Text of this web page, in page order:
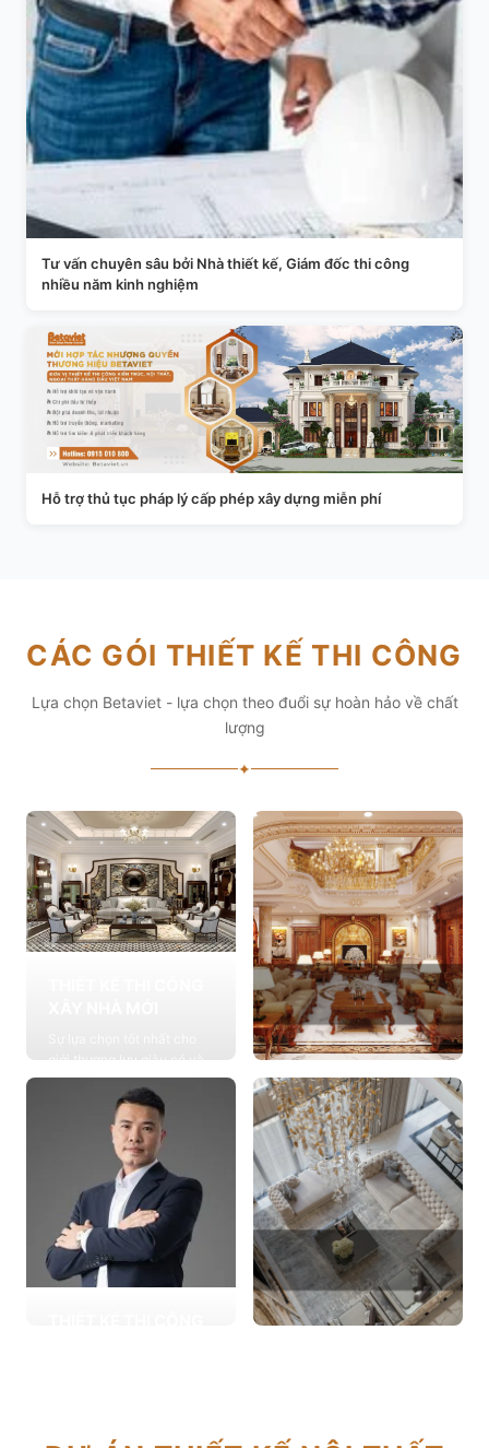
Tư vấn chuyên sâu bởi Nhà thiết kế, Giám đốc thi công
nhiều năm kinh nghiệm
Hỗ trợ thủ tục pháp lý cấp phép xây dựng miễn phí
CÁC GÓI THIẾT KẾ THI CÔNG
Lựa chọn Betaviet - lựa chọn theo đuổi sự hoàn hảo về chất
lượng
✦
giới thượng lưu giàu có và
đẳng cấp, cung cấp các
giải pháp thiết kế chuyên
Xem chi tiết
THIẾT KẾ THI CÔNG
NỘI THẤT
Cung cấp các giải pháp
theo phong cách sống với
thiết kế nội thất thông minh
mang tính thẩm mỹ cao
Xem chi tiết
lựa chọn từ các gia đình